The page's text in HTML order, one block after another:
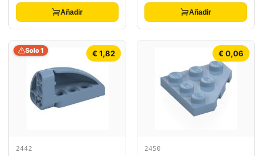
Añadir Añadir
€ 1,82
Solo 1
2442
€ 0,06
2450